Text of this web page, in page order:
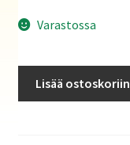
Varastossa
Lisää ostoskoriin